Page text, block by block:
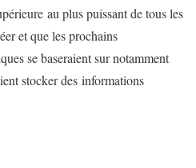
au plus puissant de tous les
et que les prochains
se baseraient sur notamment
stocker des informations